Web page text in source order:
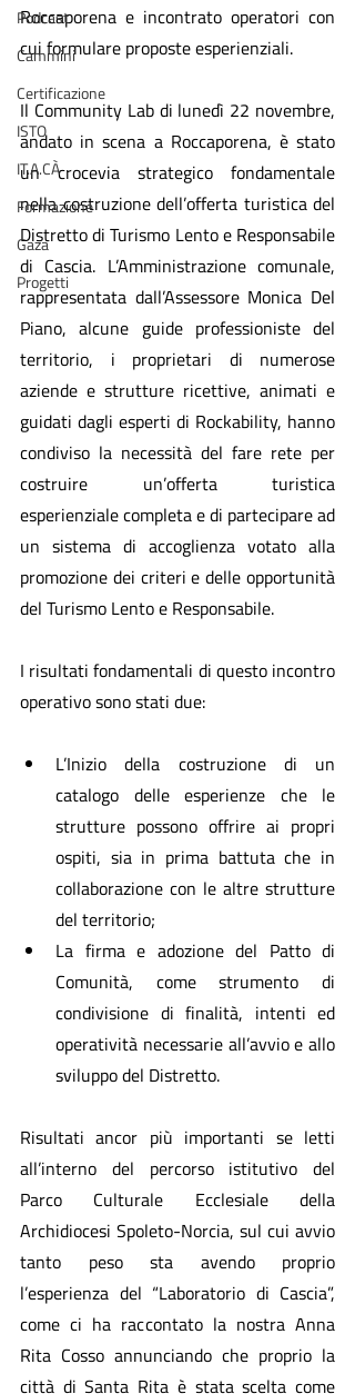
Podcast
Cammini
Certificazione
ISTO
IT.A.CÀ
Formazione
Gaza
Progetti
Roccaporena e incontrato operatori con
cui formulare proposte esperienziali.
Il Community Lab di lunedì 22 novembre,
andato in scena a Roccaporena, è stato
un crocevia strategico fondamentale
nella costruzione dell’offerta turistica del
Distretto di Turismo Lento e Responsabile
di Cascia. L’Amministrazione comunale,
rappresentata dall’Assessore Monica Del
Piano, alcune guide professioniste del
territorio, i proprietari di numerose
aziende e strutture ricettive, animati e
guidati dagli esperti di Rockability, hanno
condiviso la necessità del fare rete per
costruire un’offerta turistica
esperienziale completa e di partecipare ad
un sistema di accoglienza votato alla
promozione dei criteri e delle opportunità
del Turismo Lento e Responsabile.
I risultati fondamentali di questo incontro
operativo sono stati due:
L’Inizio della costruzione di un
catalogo delle esperienze che le
strutture possono offrire ai propri
ospiti, sia in prima battuta che in
collaborazione con le altre strutture
del territorio;
La firma e adozione del Patto di
Comunità, come strumento di
condivisione di finalità, intenti ed
operatività necessarie all’avvio e allo
sviluppo del Distretto.
Risultati ancor più importanti se letti
all’interno del percorso istitutivo del
Parco Culturale Ecclesiale della
Archidiocesi Spoleto-Norcia, sul cui avvio
tanto peso sta avendo proprio
l’esperienza del “Laboratorio di Cascia”,
come ci ha raccontato la nostra Anna
Rita Cosso annunciando che proprio la
città di Santa Rita è stata scelta come